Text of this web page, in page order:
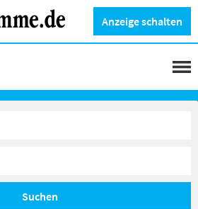
Anzeige schalten
Suchen